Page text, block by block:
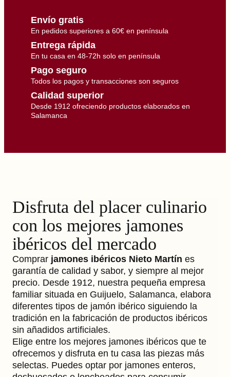
Envío gratis
En pedidos superiores a 60€ en península
Entrega rápida
En tu casa en 48-72h solo en península
Pago seguro
Todos los pagos y transacciones son seguros
Calidad superior
Desde 1912 ofreciendo productos elaborados en
Salamanca
Disfruta del placer culinario
con los mejores jamones
ibéricos del mercado
Comprar jamones ibéricos Nieto Martín es
garantía de calidad y sabor, y siempre al mejor
precio. Desde 1912, nuestra pequeña empresa
familiar situada en Guijuelo, Salamanca, elabora
diferentes tipos de jamón ibérico siguiendo la
tradición en la fabricación de productos ibéricos
sin añadidos artificiales.
Elige entre los mejores jamones ibéricos que te
ofrecemos y disfruta en tu casa las piezas más
selectas. Puedes optar por jamones enteros,